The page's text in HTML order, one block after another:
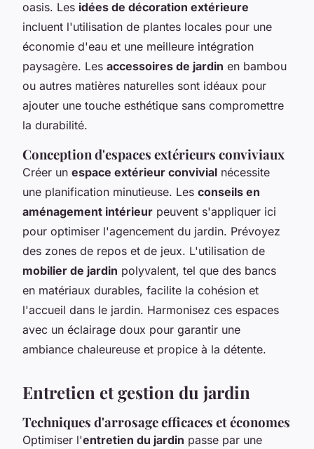
oasis. Les idées de décoration extérieure
incluent l'utilisation de plantes locales pour une
économie d'eau et une meilleure intégration
paysagère. Les accessoires de jardin en bambou
ou autres matières naturelles sont idéaux pour
ajouter une touche esthétique sans compromettre
la durabilité.
Conception d'espaces extérieurs conviviaux
Créer un espace extérieur convivial nécessite
une planification minutieuse. Les conseils en
aménagement intérieur peuvent s'appliquer ici
pour optimiser l'agencement du jardin. Prévoyez
des zones de repos et de jeux. L'utilisation de
mobilier de jardin polyvalent, tel que des bancs
en matériaux durables, facilite la cohésion et
l'accueil dans le jardin. Harmonisez ces espaces
avec un éclairage doux pour garantir une
ambiance chaleureuse et propice à la détente.
Entretien et gestion du jardin
Techniques d'arrosage efficaces et économes
Optimiser l'entretien du jardin passe par une